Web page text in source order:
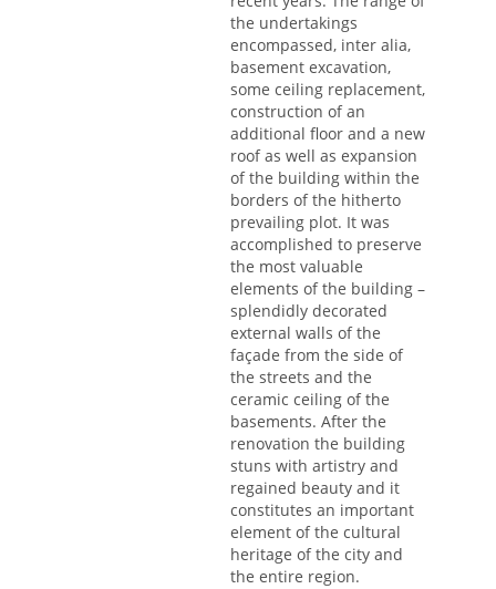
the undertakings
encompassed, inter alia,
basement excavation,
some ceiling replacement,
construction of an
additional floor and a new
roof as well as expansion
of the building within the
borders of the hitherto
prevailing plot. It was
accomplished to preserve
the most valuable
elements of the building –
splendidly decorated
external walls of the
façade from the side of
the streets and the
ceramic ceiling of the
basements. After the
renovation the building
stuns with artistry and
regained beauty and it
constitutes an important
element of the cultural
heritage of the city and
the entire region.